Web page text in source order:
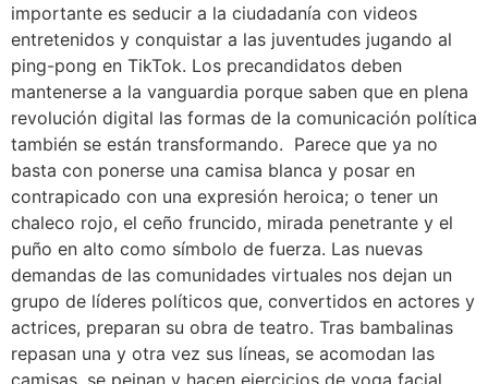
importante es seducir a la ciudadanía con videos
entretenidos y conquistar a las juventudes jugando al
ping-pong en TikTok. Los precandidatos deben
mantenerse a la vanguardia porque saben que en plena
revolución digital las formas de la comunicación política
también se están transformando. Parece que ya no
basta con ponerse una camisa blanca y posar en
contrapicado con una expresión heroica; o tener un
chaleco rojo, el ceño fruncido, mirada penetrante y el
puño en alto como símbolo de fuerza. Las nuevas
demandas de las comunidades virtuales nos dejan un
grupo de líderes políticos que, convertidos en actores y
actrices, preparan su obra de teatro. Tras bambalinas
repasan una y otra vez sus líneas, se acomodan las